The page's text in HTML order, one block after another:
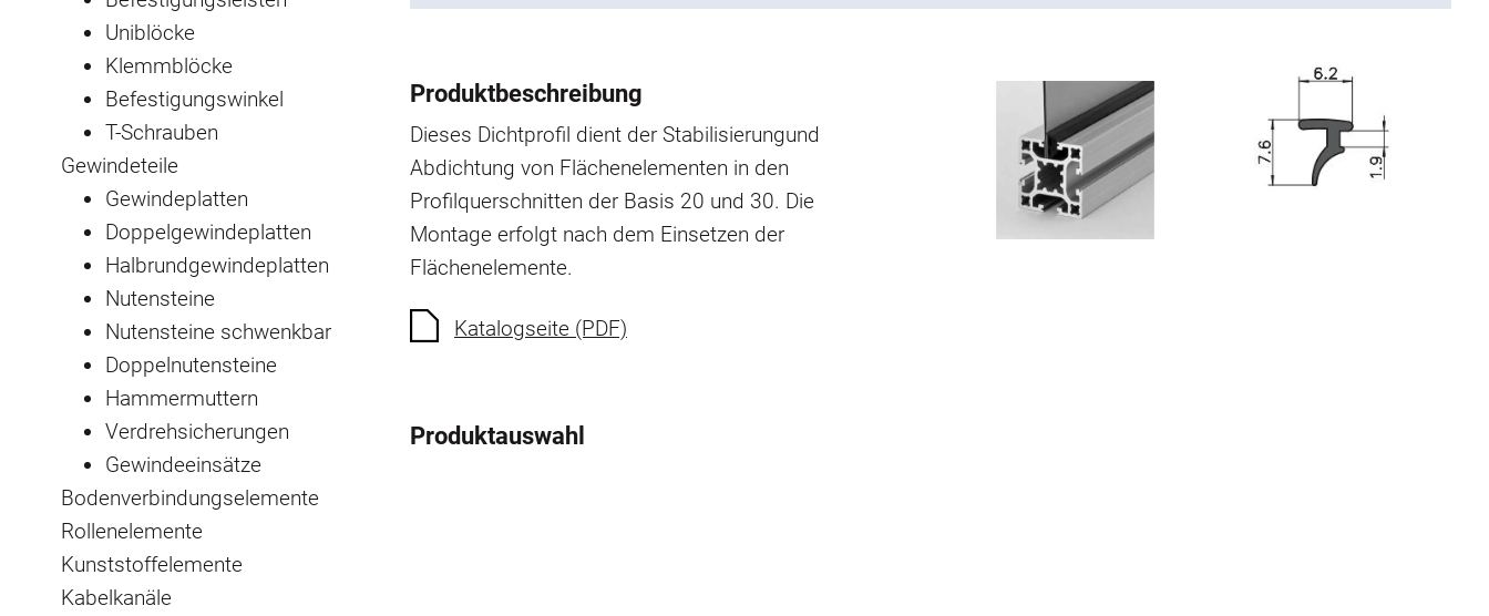
Uniblöcke
Klemmblöcke
Befestigungswinkel
T-Schrauben
Gewindeteile
Gewindeplatten
Doppelgewindeplatten
Halbrundgewindeplatten
Nutensteine
Nutensteine schwenkbar
Doppelnutensteine
Hammermuttern
Verdrehsicherungen
Gewindeeinsätze
Bodenverbindungselemente
Rollenelemente
Kunststoffelemente
Kabelkanäle
Produktbeschreibung
Dieses Dichtprofil dient der Stabilisierungund
Abdichtung von Flächenelementen in den
Profilquerschnitten der Basis 20 und 30. Die
Montage erfolgt nach dem Einsetzen der
Flächenelemente.
Katalogseite (PDF)
Produktauswahl